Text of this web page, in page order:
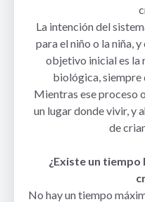
La intención del
para el niño o la niña,
objetivo inicial es la
biológica, siempre
Mientras ese proceso
un lugar donde vivir, y
de
¿Existe un
No hay un tiempo